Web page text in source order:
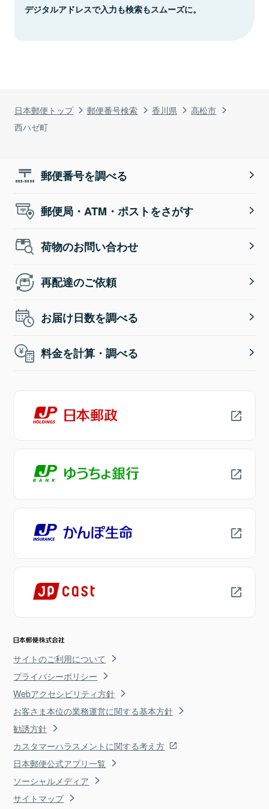
日本郵便トップ 郵便番号検索 香川県
高松市
西ハゼ町
デジタルアドレスで入力も検索もスムーズに。
郵便番号を調べる
郵便局・ATM・ポストをさがす
荷物のお問い合わせ
再配達のご依頼
お届け日数を調べる
料金を計算・調べる
サイトのご利用について
プライバシーポリシー
Webアクセシビリティ方針
お客さま本位の業務運営に関する基本方針
勧誘方針
カスタマーハラスメントに関する考え方
日本郵便公式アプリ一覧
ソーシャルメディア
サイトマップ